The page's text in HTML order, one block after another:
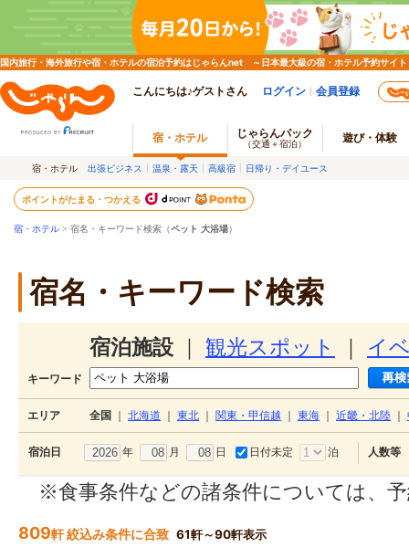
国内旅行・海外旅行や宿・ホテルの宿泊予約はじゃらんnet ～日本最大級の宿・ホテル予約サイト
こんにちは♪ゲストさん ログイン 会員登録
宿・ホテル じゃらんパック
（交通＋宿泊） 遊び・体験
宿・ホテル 出張ビジネス 温泉・露天 高級宿 日帰り・デイユース
ポイントがたまる・つかえる
宿・ホテル > 宿名・キーワード検索（ペット 大浴場）
宿名・キーワード検索
宿泊施設 観光スポット イ
キーワード
エリア 全国 北海道 東北 関東・甲信越 東海 近畿・北陸
宿泊日 年 月 日 日付未定 泊 人数等
※食事条件などの諸条件については、
809軒 絞込み条件に合致 61軒～90軒表示